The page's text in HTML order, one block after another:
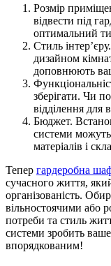
Розмір
відвести під
оптимальний
Стиль
дизайном
доповнюють
зберігати. Чи
відділення для
Бюджет.
системи можуть
матеріалів і
Тепер гардеробна
сучасного життя,
організованість.
вільностоячими або
потреби та стиль
системи зробить
впорядкованим!